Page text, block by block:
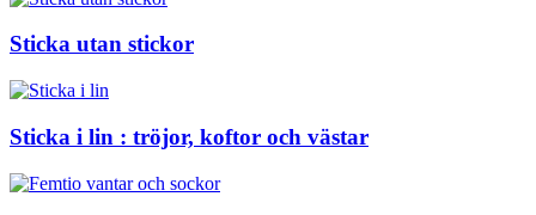
Sticka utan stickor
Sticka i lin : tröjor, koftor och västar